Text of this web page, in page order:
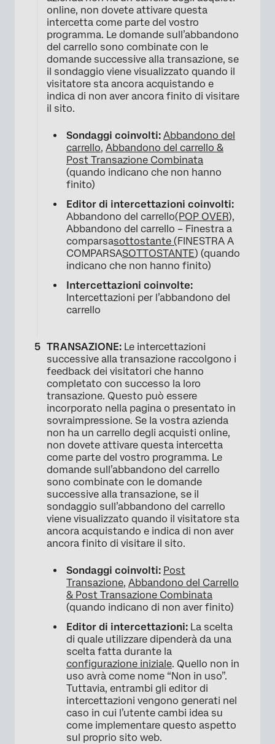
online, non dovete attivare questa
intercetta come parte del vostro
programma. Le domande sull’abbandono
del carrello sono combinate con le
domande successive alla transazione, se
il sondaggio viene visualizzato quando il
visitatore sta ancora acquistando e
indica di non aver ancora finito di visitare
il sito.
Sondaggi coinvolti: Abbandono del
carrello, Abbandono del carrello &
Post Transazione Combinata
(quando indicano che non hanno
finito)
Editor di intercettazioni coinvolti:
Abbandono del carrello(POP OVER),
Abbandono del carrello – Finestra a
comparsasottostante (FINESTRA A
COMPARSASOTTOSTANTE) (quando
indicano che non hanno finito)
Intercettazioni coinvolte:
Intercettazioni per l’abbandono del
carrello
TRANSAZIONE: Le intercettazioni
successive alla transazione raccolgono i
feedback dei visitatori che hanno
completato con successo la loro
transazione. Questo può essere
incorporato nella pagina o presentato in
sovraimpressione. Se la vostra azienda
non ha un carrello degli acquisti online,
non dovete attivare questa intercetta
come parte del vostro programma. Le
domande sull’abbandono del carrello
sono combinate con le domande
successive alla transazione, se il
sondaggio sull’abbandono del carrello
viene visualizzato quando il visitatore sta
ancora acquistando e indica di non aver
ancora finito di visitare il sito.
Sondaggi coinvolti: Post
Transazione, Abbandono del Carrello
& Post Transazione Combinata
(quando indicano di non aver finito)
Editor di intercettazioni: La scelta
di quale utilizzare dipenderà da una
scelta fatta durante la
configurazione iniziale. Quello non in
uso avrà come nome “Non in uso”.
Tuttavia, entrambi gli editor di
intercettazioni vengono generati nel
caso in cui l’utente cambi idea su
come implementare questo aspetto
sul proprio sito web.